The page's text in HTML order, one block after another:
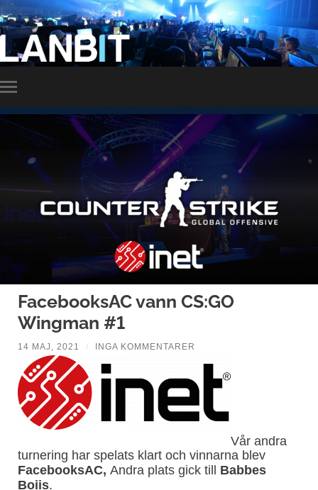
LANBIT
på/av
mobilmeny
FacebooksAC vann CS:GO
Wingman #1
14 MAJ, 2021 / INGA KOMMENTARER
Vår andra
turnering har spelats klart och vinnarna blev
FacebooksAC, Andra plats gick till Babbes
Boiis.